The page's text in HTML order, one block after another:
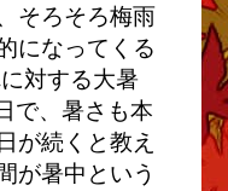
そろそろ梅雨
になってくる
対する大暑
で、暑さも本
が続くと教え
が暑中という